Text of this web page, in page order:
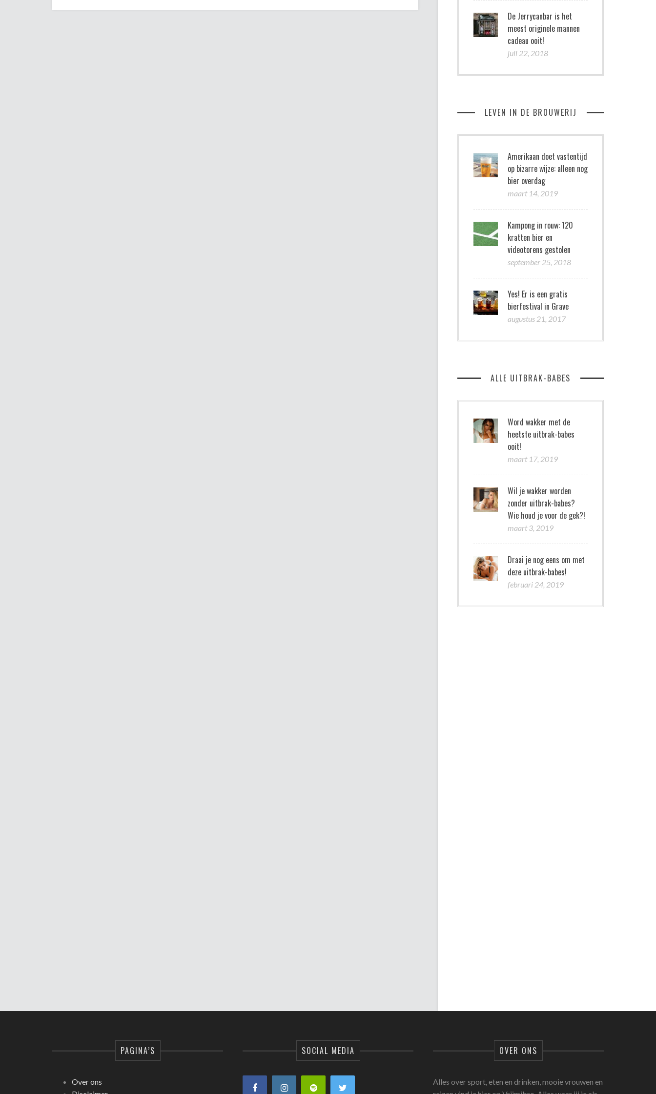
De Jerrycanbar is het
meest originele mannen
cadeau ooit!
juli 22, 2018
LEVEN IN DE BROUWERIJ
Amerikaan doet vastentijd
op bizarre wijze: alleen nog
bier overdag
maart 14, 2019
Kampong in rouw: 120
kratten bier en
videotorens gestolen
september 25, 2018
Yes! Er is een gratis
bierfestival in Grave
augustus 21, 2017
ALLE UITBRAK-BABES
Word wakker met de
heetste uitbrak-babes
ooit!
maart 17, 2019
Wil je wakker worden
zonder uitbrak-babes?
Wie houd je voor de gek?!
maart 3, 2019
Draai je nog eens om met
deze uitbrak-babes!
februari 24, 2019
PAGINA’S
Over ons
SOCIAL MEDIA OVER ONS
Alles over sport, eten en drinken, mooie vrouwen en